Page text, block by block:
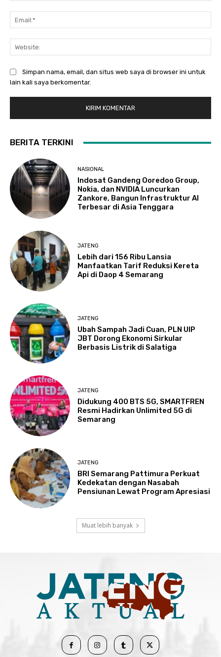
Simpan nama, email, dan situs web saya di browser ini untuk
lain kali saya berkomentar.
BERITA TERKINI
NASIONAL
Indosat Gandeng Ooredoo Group,
Nokia, dan NVIDIA Luncurkan
Zankore, Bangun Infrastruktur AI
Terbesar di Asia Tenggara
JATENG
Lebih dari 156 Ribu Lansia
Manfaatkan Tarif Reduksi Kereta
Api di Daop 4 Semarang
JATENG
Ubah Sampah Jadi Cuan, PLN UIP
JBT Dorong Ekonomi Sirkular
Berbasis Listrik di Salatiga
JATENG
Didukung 400 BTS 5G, SMARTFREN
Resmi Hadirkan Unlimited 5G di
Semarang
JATENG
BRI Semarang Pattimura Perkuat
Kedekatan dengan Nasabah
Pensiunan Lewat Program Apresiasi
Muat lebih banyak